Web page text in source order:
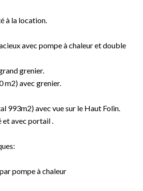
à la location.
avec pompe à chaleur et double
grenier.
m2) avec grenier.
993m2) avec vue sur le Haut Folin.
et avec portail .
pompe à chaleur